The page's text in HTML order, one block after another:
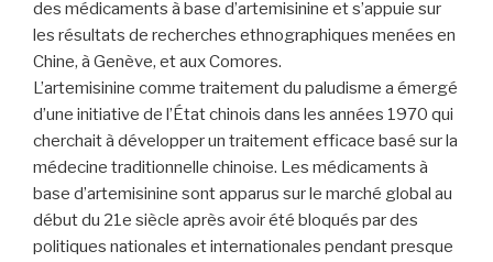
des médicaments à base d’artemisinine et s’appuie sur
les résultats de recherches ethnographiques menées en
Chine, à Genève, et aux Comores.
L’artemisinine comme traitement du paludisme a émergé
d’une initiative de l’État chinois dans les années 1970 qui
cherchait à développer un traitement efficace basé sur la
médecine traditionnelle chinoise. Les médicaments à
base d’artemisinine sont apparus sur le marché global au
début du 21e siècle après avoir été bloqués par des
politiques nationales et internationales pendant presque